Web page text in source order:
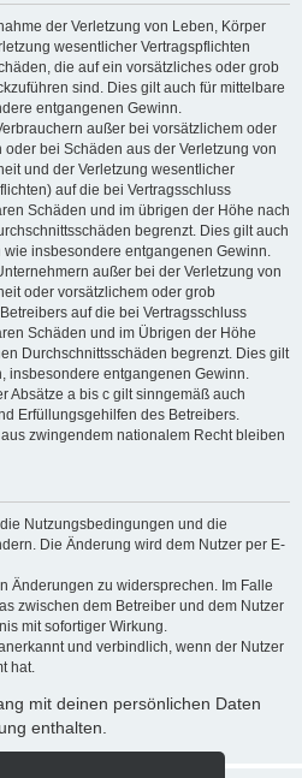
der Verletzung von Leben, Körper
wesentlicher Vertragspflichten
die auf ein vorsätzliches oder grob
sind. Dies gilt auch für mittelbare
entgangenen Gewinn.
außer bei vorsätzlichem oder
bei Schäden aus der Verletzung von
und der Verletzung wesentlicher
auf die bei Vertragsschluss
Schäden und im übrigen der Höhe nach
begrenzt. Dies gilt auch
insbesondere entgangenen Gewinn.
außer bei der Verletzung von
oder vorsätzlichem oder grob
auf die bei Vertragsschluss
Schäden und im Übrigen der Höhe
Durchschnittsschäden begrenzt. Dies gilt
insbesondere entgangenen Gewinn.
Absätze a bis c gilt sinngemäß auch
Erfüllungsgehilfen des Betreibers.
zwingendem nationalem Recht bleiben
Nutzungsbedingungen und die
Die Änderung wird dem Nutzer per E-
Änderungen zu widersprechen. Im Falle
zwischen dem Betreiber und dem Nutzer
mit sofortiger Wirkung.
und verbindlich, wenn der Nutzer
hat.
mit deinen persönlichen Daten
enthalten.